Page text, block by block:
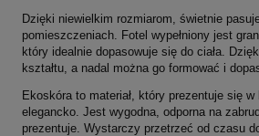
Dzięki niewielkim rozmiarom, świetnie
pomieszczeniach. Fotel wypełniony jest
który idealnie dopasowuje się do ciała.
kształtu, a nadal można go formować i
Ekoskóra to materiał, który prezentuje się
elegancko. Jest wygodna, odporna na
prezentuje. Wystarczy przetrzeć od czasu